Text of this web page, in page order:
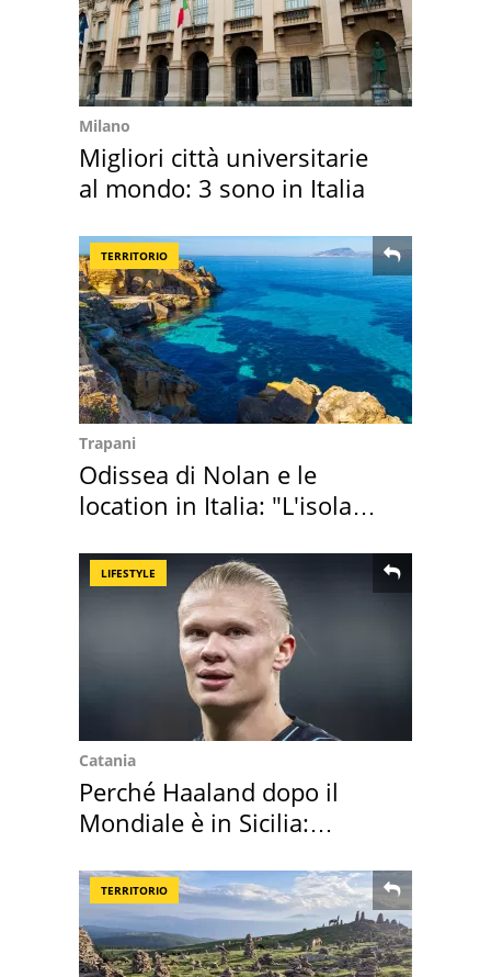
Milano
Migliori città universitarie
al mondo: 3 sono in Italia
TERRITORIO
Trapani
Odissea di Nolan e le
location in Italia: "L'isola
LIFESTYLE
Catania
Perché Haaland dopo il
Mondiale è in Sicilia:
TERRITORIO